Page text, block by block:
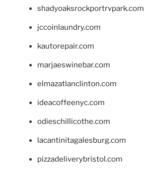
shadyoaksrockportrvpark.com
jccoinlaundry.com
kautorepair.com
marjaeswinebar.com
elmazatlanclinton.com
ideacoffeenyc.com
odieschillicothe.com
lacantinitagalesburg.com
pizzadeliverybristol.com